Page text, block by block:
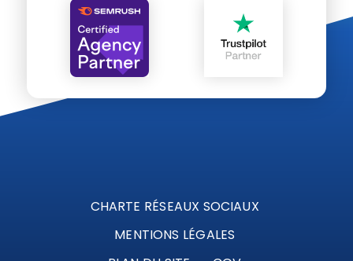
CHARTE RÉSEAUX SOCIAUX
MENTIONS LÉGALES